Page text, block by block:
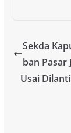
Sekda
ban Pasar
Usai